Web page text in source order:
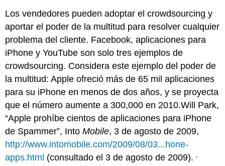
Los vendedores pueden adoptar el crowdsourcing y
aportar el poder de la multitud para resolver cualquier
problema del cliente. Facebook, aplicaciones para
iPhone y YouTube son solo tres ejemplos de
crowdsourcing. Considera este ejemplo del poder de
la multitud: Apple ofreció más de 65 mil aplicaciones
para su iPhone en menos de dos años, y se proyecta
que el número aumente a 300,000 en 2010.Will Park,
“Apple prohíbe cientos de aplicaciones para iPhone
de Spammer”, IntoMobile, 3 de agosto de 2009,
http://www.intomobile.com/2009/08/03...hone-
apps.html (consultado el 3 de agosto de 2009). ,